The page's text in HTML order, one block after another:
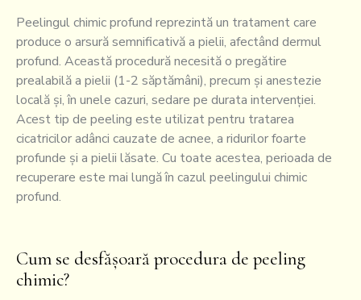
Peelingul chimic profund reprezintă un tratament care
produce o arsură semnificativă a pielii, afectând dermul
profund. Această procedură necesită o pregătire
prealabilă a pielii (1-2 săptămâni), precum și anestezie
locală și, în unele cazuri, sedare pe durata intervenției.
Acest tip de peeling este utilizat pentru tratarea
cicatricilor adânci cauzate de acnee, a ridurilor foarte
profunde și a pielii lăsate. Cu toate acestea, perioada de
recuperare este mai lungă în cazul peelingului chimic
profund.
Cum se desfășoară procedura de peeling
chimic?